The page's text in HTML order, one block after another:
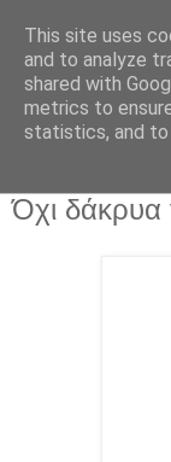
Όχι δάκρυα
This site uses
and to analyze
shared with
metrics to
statistics, and to